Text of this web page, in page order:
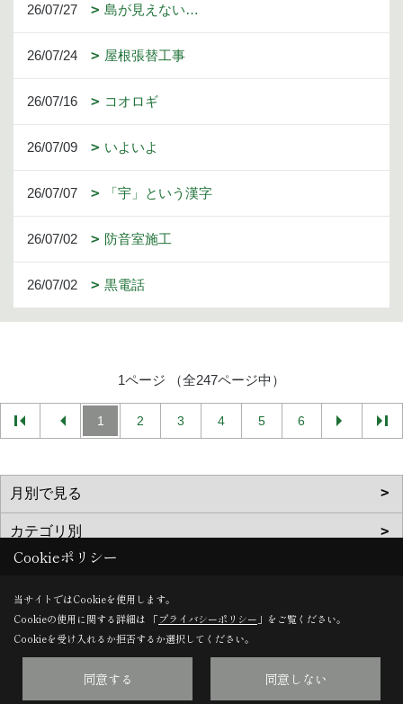
26/07/27 島が見えない…
26/07/24 屋根張替工事
26/07/16 コオロギ
26/07/09 いよいよ
26/07/07 「宇」という漢字
26/07/02 防音室施工
26/07/02 黒電話
1ページ （全247ページ中）
1 2 3 4 5 6
栄建築株式会社
〒678-0244
Cookieポリシー
当サイトではCookieを使用します。
Cookieの使用に関する詳細は 「プライバシーポリシー 」をご覧ください。
Cookieを受け入れるか拒否するか選択してください。
同意する 同意しない